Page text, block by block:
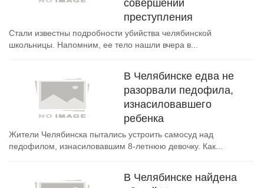
совершении
преступления
Стали известны подробности убийства челябинской
школьницы. Напомним, ее тело нашли вчера в...
В Челябинске едва не
разорвали педофила,
изнасиловавшего
ребенка
Жители Челябинска пытались устроить самосуд над
педофилом, изнасиловавшим 8-летнюю девочку. Как...
В Челябинске найдена